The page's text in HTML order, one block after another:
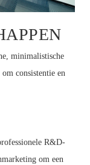
minimalistische
consistentie en
R&D-
om een